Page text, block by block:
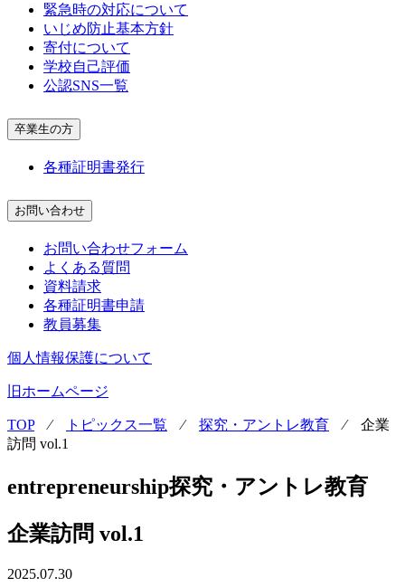
緊急時の対応について
いじめ防止基本方針
寄付について
学校自己評価
公認SNS一覧
卒業生の方
各種証明書発行
お問い合わせ
お問い合わせフォーム
よくある質問
資料請求
各種証明書申請
教員募集
個人情報保護について
旧ホームページ
TOP⁄ トピックス一覧 ⁄ 探究・アントレ教育 ⁄ 企業
訪問 vol.1
entrepreneurship探究・アントレ教育
企業訪問 vol.1
2025.07.30